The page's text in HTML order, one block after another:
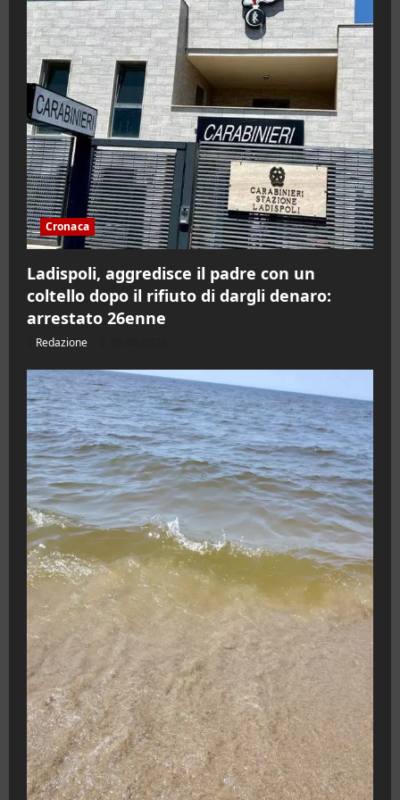
Cronaca
Ladispoli, aggredisce il padre con un
coltello dopo il rifiuto di dargli denaro:
arrestato 26enne
Redazione